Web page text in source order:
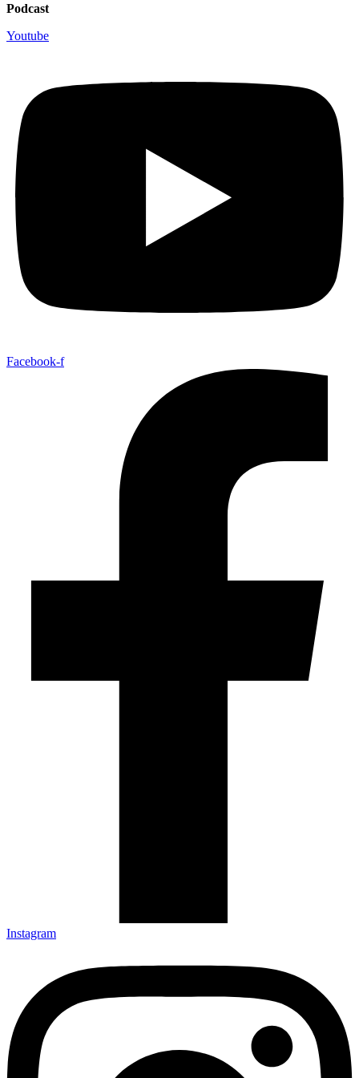
Podcast
Youtube
Facebook-f
Instagram